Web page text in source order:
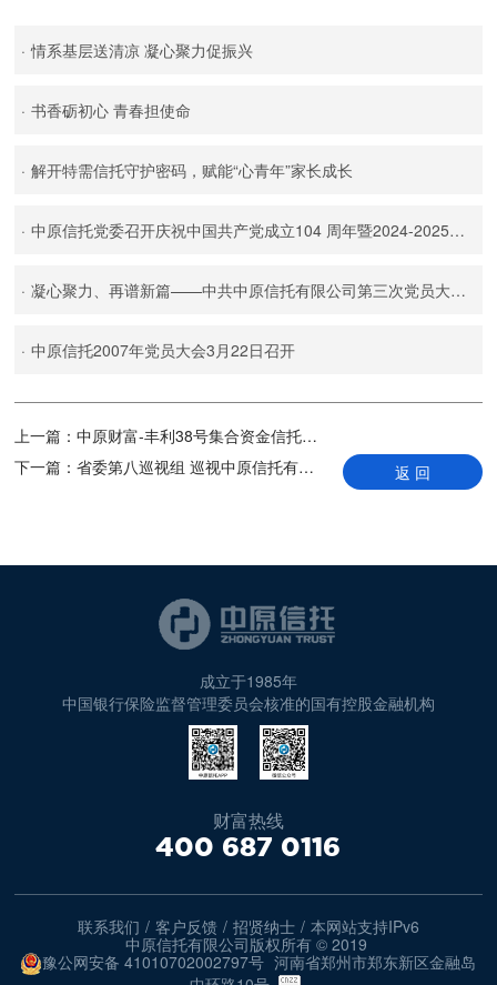
· 情系基层送清凉 凝心聚力促振兴
· 书香砺初心 青春担使命
· 解开特需信托守护密码，赋能“心青年”家长成长
· 中原信托党委召开庆祝中国共产党成立104 周年暨2024-2025年度表彰大会
· 凝心聚力、再谱新篇——中共中原信托有限公司第三次党员大会胜利召开
· 中原信托2007年党员大会3月22日召开
上一篇：中原财富-丰利38号集合资金信托计划 第2期要素表
下一篇：省委第八巡视组 巡视中原信托有限公司党委 工作动员会召开 返 回
成立于1985年
中国银行保险监督管理委员会核准的国有控股金融机构
财富热线
400 687 0116
联系我们 / 客户反馈 / 招贤纳士 / 本网站支持IPv6
中原信托有限公司版权所有 © 2019
豫公网安备 41010702002797号 河南省郑州市郑东新区金融岛